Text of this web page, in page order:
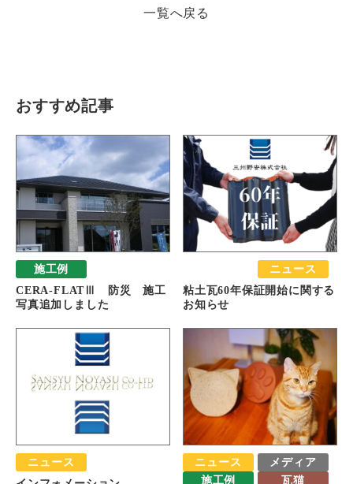
先輩社員の声
お問い合わせ プライバシーポリシー サイトマップ
一覧へ戻る
おすすめ記事
施工例
CERA-FLATⅢ 防災 施工
写真追加しました
ニュース
粘土瓦60年保証開始に関する
お知らせ
ニュース ニュース
メディア
施工例
瓦猫